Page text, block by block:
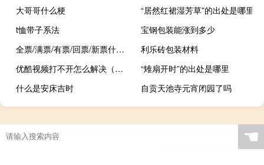
大哥哥什么梗
“居然红裙湿芳草”的出处是哪里
t恤带子系法
宝钢包装能涨到多少
全票/满票/有票/回票/新票什么梗
利乐砖包装材料
优酷视频打不开怎么解决（优酷视频打不开）
“雉扇开时”的出处是哪里
什么是安床吉时
自贡天池寺元宵闭园了吗
☚